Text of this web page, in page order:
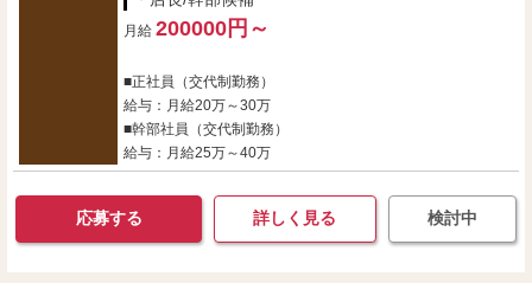
月給 200000円～
■正社員（交代制勤務）
給与：月給20万～30万
■幹部社員（交代制勤務）
給与：月給25万～40万
応募する 詳しく見る 検討中